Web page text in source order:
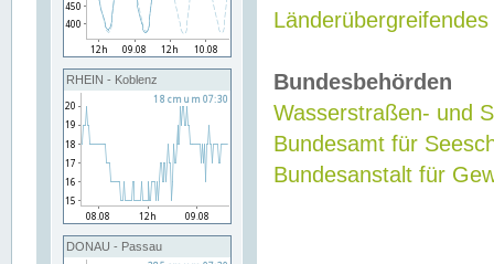
RHEIN - Koblenz
DONAU - Passau
Bundesbehörden
Wasserstraßen- und
Bundesamt für
Bundesanstalt für